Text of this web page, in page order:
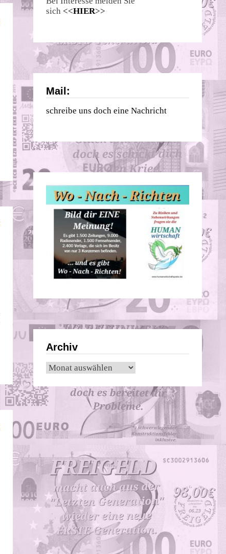
sich <<HIER>>
Mail:
schreibe uns doch eine Nachricht
Archiv
Archiv